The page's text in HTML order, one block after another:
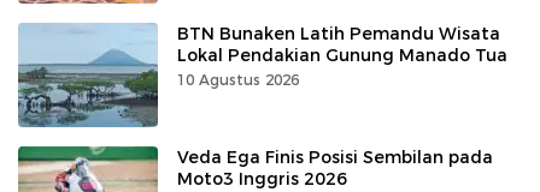
BTN Bunaken Latih Pemandu Wisata
Lokal Pendakian Gunung Manado Tua
10 Agustus 2026
Veda Ega Finis Posisi Sembilan pada
Moto3 Inggris 2026